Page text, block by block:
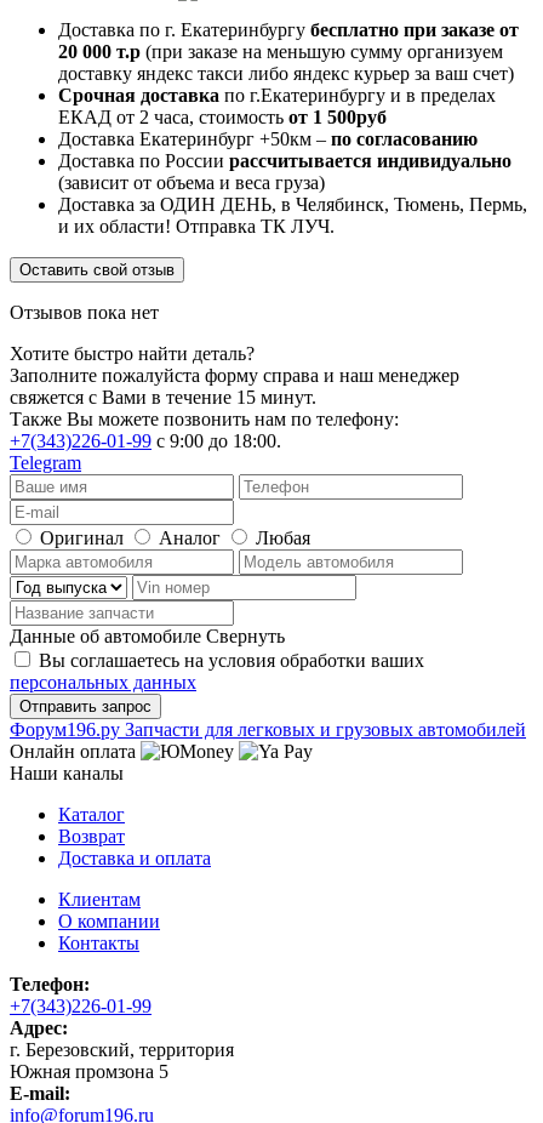
Доставка по г. Екатеринбургу бесплатно при заказе от
20 000 т.р (при заказе на меньшую сумму организуем
доставку яндекс такси либо яндекс курьер за ваш счет)
Срочная доставка по г.Екатеринбургу и в пределах
ЕКАД от 2 часа, стоимость от 1 500руб
Доставка Екатеринбург +50км – по согласованию
Доставка по России рассчитывается индивидуально
(зависит от объема и веса груза)
Доставка за ОДИН ДЕНЬ, в Челябинск, Тюмень, Пермь,
и их области! Отправка ТК ЛУЧ.
Оставить свой отзыв
Отзывов пока нет
Хотите быстро найти деталь?
Заполните пожалуйста форму справа и наш менеджер
свяжется с Вами в течение 15 минут.
Также Вы можете позвонить нам по телефону:
+7(343)226-01-99 с 9:00 до 18:00.
Telegram
Оригинал Аналог Любая
Данные об автомобиле Свернуть
Вы соглашаетесь на условия обработки ваших
персональных данных
Фoрум196.ру Запчасти для легковых и грузовых автомобилей
Онлайн оплата
Наши каналы
Каталог
Возврат
Доставка и оплата
Клиентам
О компании
Контакты
Телефон:
+7(343)226-01-99
Адрес:
г. Березовский, территория
Южная промзона 5
E-mail:
info@forum196.ru